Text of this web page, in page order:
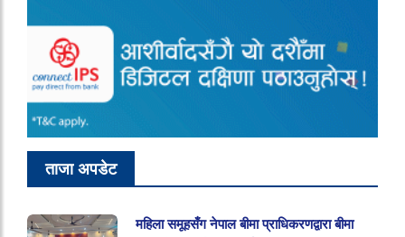
ताजा अपडेट
महिला समूहसँग नेपाल बीमा प्राधिकरणद्वारा बीमा